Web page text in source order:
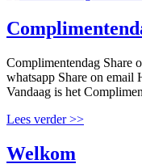
Complimentendag Share
whatsapp Share on email
Vandaag is het
Lees verder >>
Welkom